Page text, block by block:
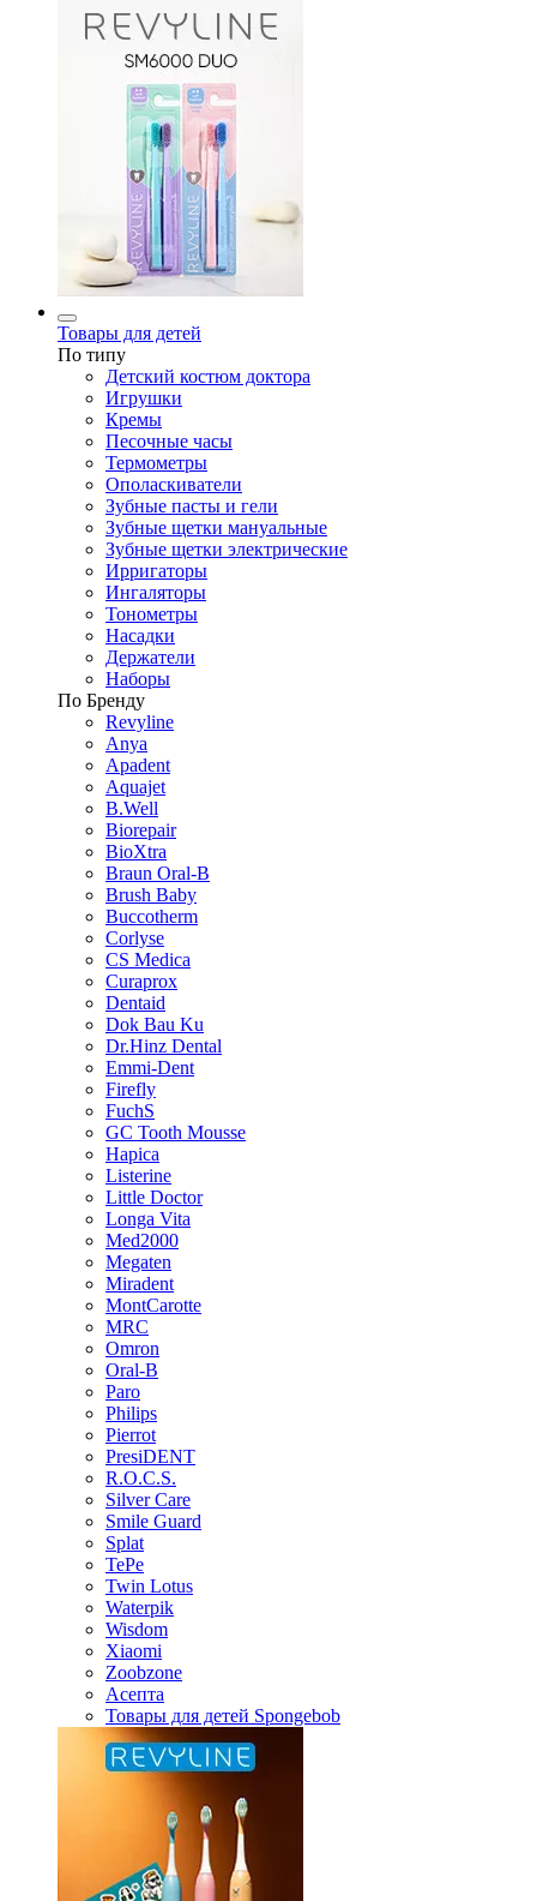
Товары для детей
По типу
Детский костюм доктора
Игрушки
Кремы
Песочные часы
Термометры
Ополаскиватели
Зубные пасты и гели
Зубные щетки мануальные
Зубные щетки электрические
Ирригаторы
Ингаляторы
Тонометры
Насадки
Держатели
Наборы
По Бренду
Revyline
Anya
Apadent
Aquajet
B.Well
Biorepair
BioXtra
Braun Oral-B
Brush Baby
Buccotherm
Corlyse
CS Medica
Curaprox
Dentaid
Dok Bau Ku
Dr.Hinz Dental
Emmi-Dent
Firefly
FuchS
GC Tooth Mousse
Hapica
Listerine
Little Doctor
Longa Vita
Med2000
Megaten
Miradent
MontCarotte
MRC
Omron
Oral-B
Paro
Philips
Pierrot
PresiDENT
R.O.C.S.
Silver Care
Smile Guard
Splat
TePe
Twin Lotus
Waterpik
Wisdom
Xiaomi
Zoobzone
Асепта
Товары для детей Spongebob